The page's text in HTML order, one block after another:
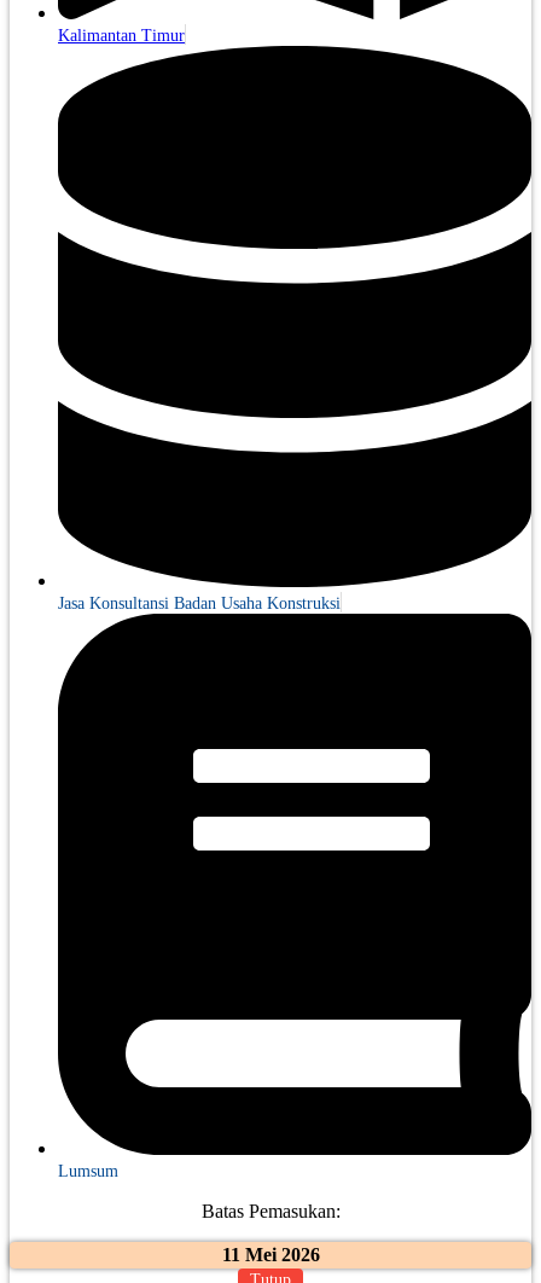
Kalimantan Timur
Jasa Konsultansi Badan Usaha Konstruksi
Lumsum
Batas Pemasukan:
11 Mei 2026